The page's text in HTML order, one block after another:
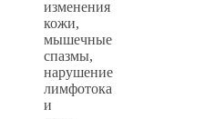
изменения
кожи,
мышечные
спазмы,
нарушение
лимфотока
и